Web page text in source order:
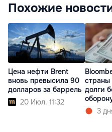
Похожие
Цена нефти Brent
вновь превысила 90
долларов за баррель
20 Июл. 11:32
страны
долги
3